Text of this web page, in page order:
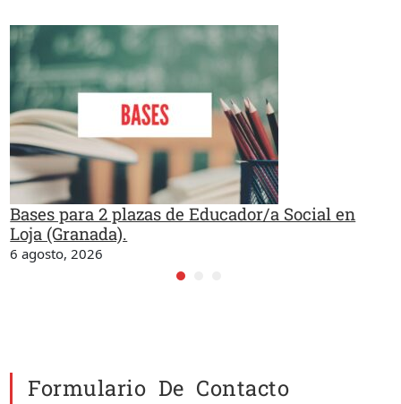
Bases para 2 plazas de Educador/a Social en
Loja (Granada).
6 agosto, 2026
Formulario De Contacto